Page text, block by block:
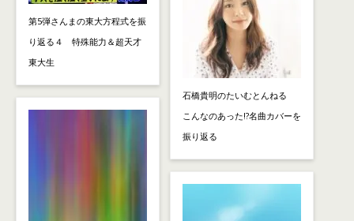
第5弾さんまの東大方程式を振
り返る４ 特殊能力＆超天才
東大生
石橋貴明のたいむとんねる
こんなのあった!?名曲カバーを
振り返る